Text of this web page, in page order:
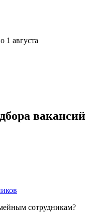
1 августа
вакансий
сотрудникам?